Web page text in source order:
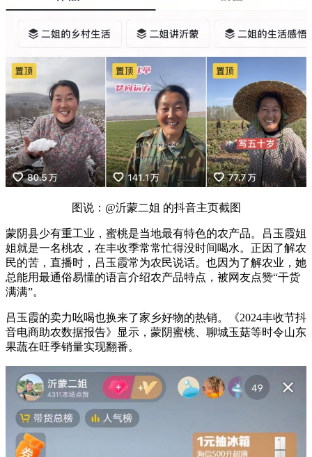
图说：@沂蒙二姐 的抖音主页截图
蒙阴县少有重工业，蜜桃是当地最有特色的农产品。吕玉霞姐
姐就是一名桃农，在丰收季常常忙得没时间喝水。正因了解农
民的苦，直播时，吕玉霞常为农民说话。也因为了解农业，她
总能用最通俗易懂的语言介绍农产品特点，被网友点赞“干货
满满”。
吕玉霞的卖力吆喝也换来了家乡好物的热销。《2024丰收节抖
音电商助农数据报告》显示，蒙阴蜜桃、聊城玉菇等时令山东
果蔬在旺季销量实现翻番。